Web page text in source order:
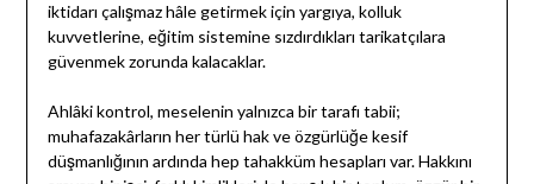
iktidarı çalışmaz hâle getirmek için yargıya, kolluk
kuvvetlerine, eğitim sistemine sızdırdıkları tarikatçılara
güvenmek zorunda kalacaklar.
Ahlâki kontrol, meselenin yalnızca bir tarafı tabii;
muhafazakârların her türlü hak ve özgürlüğe kesif
düşmanlığının ardında hep tahakküm hesapları var. Hakkını